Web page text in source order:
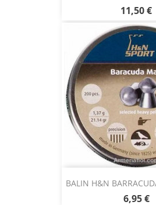
11,50 €
BALIN H&N
6,95 €